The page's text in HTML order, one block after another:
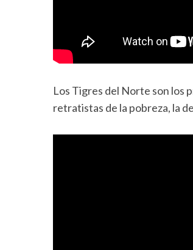
Los Tigres del Norte son los
retratistas de la pobreza, la